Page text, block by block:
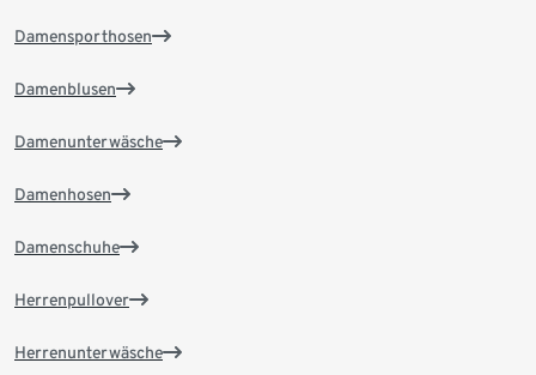
Damensporthosen
Damenblusen
Damenunterwäsche
Damenhosen
Damenschuhe
Herrenpullover
Herrenunterwäsche